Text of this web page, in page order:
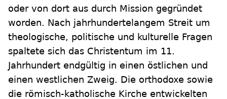
oder von dort aus durch Mission gegründet
worden. Nach jahrhundertelangem Streit um
theologische, politische und kulturelle Fragen
spaltete sich das Christentum im 11.
Jahrhundert endgültig in einen östlichen und
einen westlichen Zweig. Die orthodoxe sowie
die römisch-katholische Kirche entwickelten